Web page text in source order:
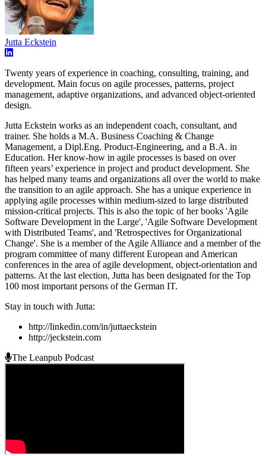
Jutta Eckstein
Twenty years of experience in coaching, consulting, training, and
development. Main focus on agile processes, patterns, project
management, adaptive organizations, and advanced object-oriented
design.
Jutta Eckstein works as an independent coach, consultant, and
trainer. She holds a M.A. Business Coaching & Change
Management, a Dipl.Eng. Product-Engineering, and a B.A. in
Education. Her know-how in agile processes is based on over
fifteen years’ experience in project and product development. She
has helped many teams and organizations all over the world to make
the transition to an agile approach. She has a unique experience in
applying agile processes within medium-sized to large distributed
mission-critical projects. This is also the topic of her books 'Agile
Software Development in the Large', 'Agile Software Development
with Distributed Teams', and 'Retrospectives for Organizational
Change'. She is a member of the Agile Alliance and a member of the
program committee of many different European and American
conferences in the area of agile development, object-orientation and
patterns. At the last election, Jutta has been designated for the Top
100 most important persons of the German IT.
Stay in touch with Jutta:
http://linkedin.com/in/juttaeckstein
http://jeckstein.com
The Leanpub Podcast